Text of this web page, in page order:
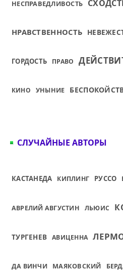
НЕСПРАВЕДЛИВОСТЬ
НРАВСТВЕННОСТЬ
ГОРДОСТЬ ПРАВО
КИНО УНЫНИЕ
СЛУЧАЙНЫЕ АВТОРЫ
КАСТАНЕДА КИПЛИНГ РУССО
АВРЕЛИЙ АВГУСТИН ЛЬЮИС
ТУРГЕНЕВ АВИЦЕННА
ДА ВИНЧИ МАЯКОВСКИЙ